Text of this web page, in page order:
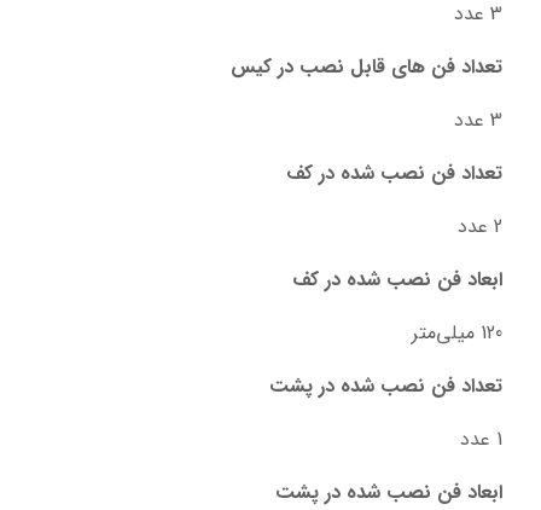
3 عدد
تعداد فن های قابل نصب در کیس
3 عدد
تعداد فن نصب شده در کف
2 عدد
ابعاد فن نصب شده در کف
120 میلی‌متر
تعداد فن نصب شده در پشت
1 عدد
ابعاد فن نصب شده در پشت